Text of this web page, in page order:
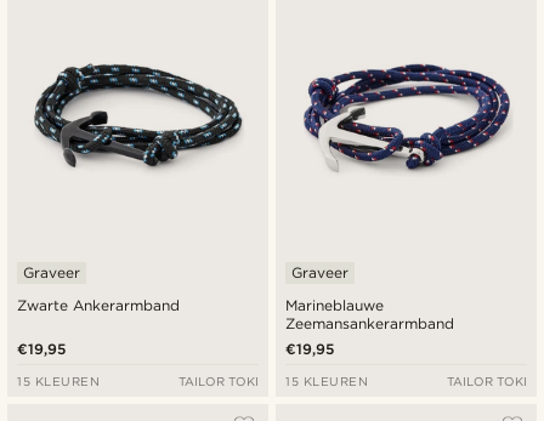
Zwarte Ankerarmband
Graveer
€19,95
15 KLEUREN TAILOR TOKI
Marineblauwe
Zeemansankerarmband
Graveer
€19,95
15 KLEUREN TAILOR TOKI